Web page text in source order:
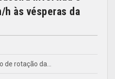
h às vésperas da
de rotação da…